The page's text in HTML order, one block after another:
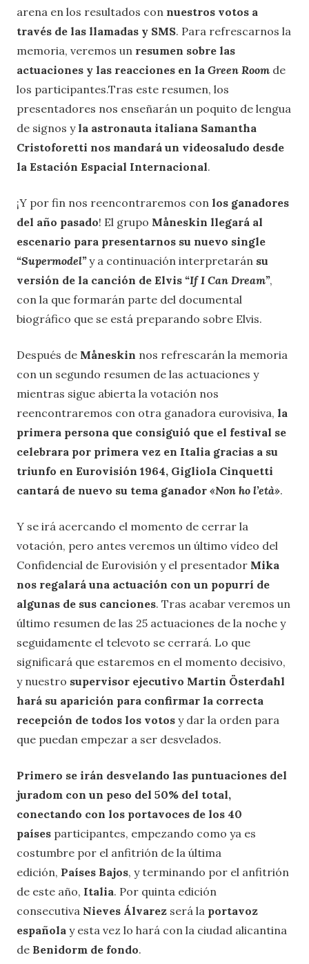
arena en los resultados con nuestros votos a
través de las llamadas y SMS. Para refrescarnos la
memoria, veremos un resumen sobre las
actuaciones y las reacciones en la Green Room de
los participantes.Tras este resumen, los
presentadores nos enseñarán un poquito de lengua
de signos yla astronauta italiana Samantha
Cristoforetti nos mandará un videosaludo desde
la Estación Espacial Internacional.
¡Y por fin nos reencontraremos con los ganadores
del año pasado! El grupo Måneskin llegará al
escenario para presentarnos su nuevo single
“Supermodel”y a continuación interpretarán su
versión de la canción de Elvis “If I Can Dream”,
con la que formarán parte del documental
biográfico que se está preparando sobre Elvis.
Después de Måneskin nos refrescarán la memoria
con un segundo resumen de las actuaciones y
mientras sigue abierta la votación nos
reencontraremos con otra ganadora eurovisiva, la
primera persona que consiguió que el festival se
celebrara por primera vez en Italia gracias a su
triunfo en Eurovisión 1964, Gigliola Cinquetti
cantará de nuevo su tema ganador «Non ho l’età».
Y se irá acercando el momento de cerrar la
votación, pero antes veremos un último vídeo del
Confidencial de Eurovisión y el presentador Mika
nos regalará una actuación con un popurrí de
algunas de sus canciones. Tras acabar veremos un
último resumen de las 25 actuaciones de la noche y
seguidamente el televoto se cerrará. Lo que
significará que estaremos en el momento decisivo,
y nuestro supervisor ejecutivo Martin Österdahl
hará su aparición para confirmar la correcta
recepción de todos los votos y dar la orden para
que puedan empezar a ser desvelados.
Primero se irán desvelando las puntuaciones del
juradom con un peso del 50% del total,
conectando con los portavoces de los 40
países participantes, empezando como ya es
costumbre por el anfitrión de la última
edición, Países Bajos, y terminando por el anfitrión
de este año, Italia. Por quinta edición
consecutiva Nieves Álvarez será la portavoz
española y esta vez lo hará con la ciudad alicantina
de Benidorm de fondo.